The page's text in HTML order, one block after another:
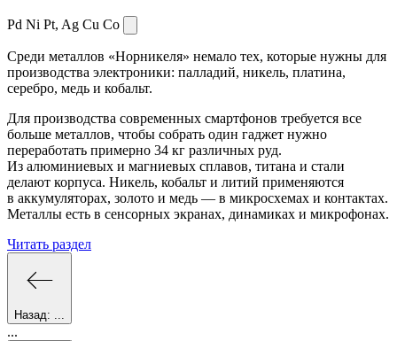
Pd Ni Pt, Ag Cu Co
Среди металлов «Норникеля» немало тех, которые нужны для
производства электроники: палладий, никель, платина,
серебро, медь и кобальт.
Для производства современных смартфонов требуется все
больше металлов, чтобы собрать один гаджет нужно
переработать примерно 34 кг различных руд.
Из алюминиевых и магниевых сплавов, титана и стали
делают корпуса. Никель, кобальт и литий применяются
в аккумуляторах, золото и медь — в микросхемах и контактах.
Металлы есть в сенсорных экранах, динамиках и микрофонах.
Читать раздел
Назад:
...